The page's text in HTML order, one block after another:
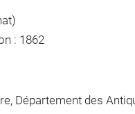
: 1862
Département des